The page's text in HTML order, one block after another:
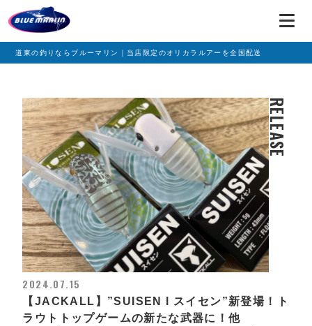
道東の釣りならブルーマリン｜当店限定のオリカラルアーを全国配送
RELEASE
2024.07.15
【JACKALL】”SUISEN l スイセン”新登場！ト
ラウトトップゲームの新たな武器に！他